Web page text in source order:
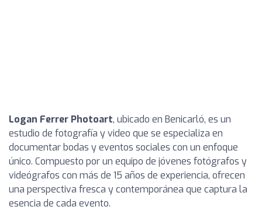
Logan Ferrer Photoart, ubicado en Benicarló, es un
estudio de fotografía y video que se especializa en
documentar bodas y eventos sociales con un enfoque
único. Compuesto por un equipo de jóvenes fotógrafos y
videógrafos con más de 15 años de experiencia, ofrecen
una perspectiva fresca y contemporánea que captura la
esencia de cada evento.